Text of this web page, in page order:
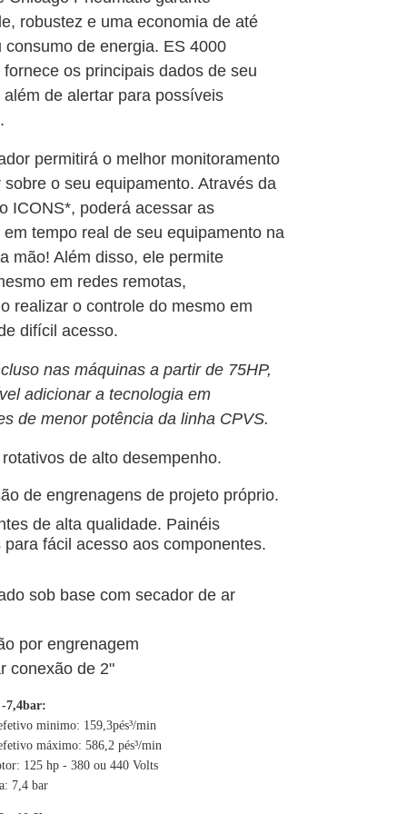
robustez e uma economia de até
consumo de energia. ES 4000
os principais dados de seu
além de alertar para possíveis
permitirá o melhor monitoramento
sobre o seu equipamento. Através da
ICONS*, poderá acessar as
tempo real de seu equipamento na
mão! Além disso, ele permite
em redes remotas,
realizar o controle do mesmo em
difícil acesso.
nas máquinas a partir de 75HP,
adicionar a tecnologia em
de menor potência da linha CPVS.
de alto desempenho.
de engrenagens de projeto próprio.
de alta qualidade. Painéis
fácil acesso aos componentes.
sob base com secador de ar
por engrenagem
conexão de 2"
-7,4bar:
minimo: 159,3pés³/min
máximo: 586,2 pés³/min
125 hp - 380 ou 440 Volts
7,4 bar